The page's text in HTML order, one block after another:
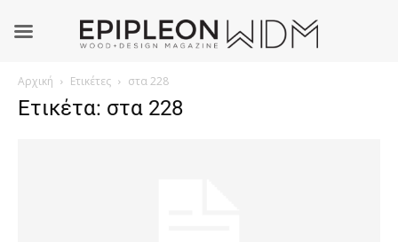
Αρχική Ετικέτες στα 228
Ετικέτα: στα 228